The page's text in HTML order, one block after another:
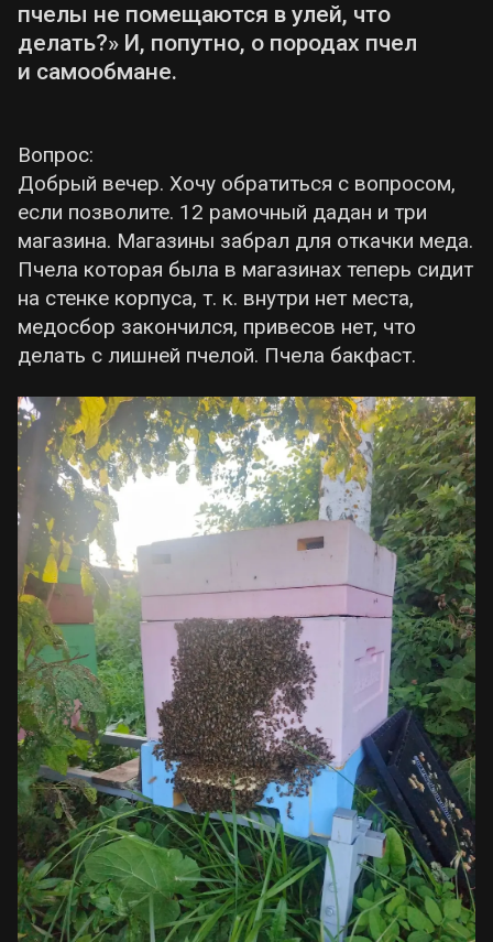
пчелы не помещаются в улей, что
делать?» И, попутно, о породах пчел
и самообмане.
Вопрос:
Добрый вечер. Хочу обратиться с вопросом,
если позволите. 12 рамочный дадан и три
магазина. Магазины забрал для откачки меда.
Пчела которая была в магазинах теперь сидит
на стенке корпуса, т. к. внутри нет места,
медосбор закончился, привесов нет, что
делать с лишней пчелой. Пчела бакфаст.